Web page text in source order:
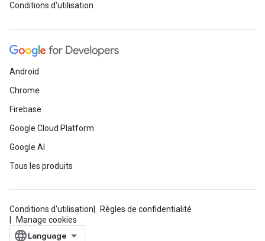
Conditions d'utilisation
Android
Chrome
Firebase
Google Cloud Platform
Google AI
Tous les produits
Conditions d'utilisation
Règles de confidentialité
Manage cookies